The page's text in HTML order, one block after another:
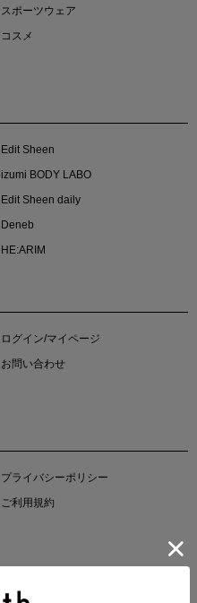
スポーツウェア
コスメ
Edit Sheen
izumi BODY LABO
Edit Sheen daily
Deneb
HE:ARIM
ログイン/マイページ
お問い合わせ
プライバシーポリシー
ご利用規約